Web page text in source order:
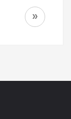
»